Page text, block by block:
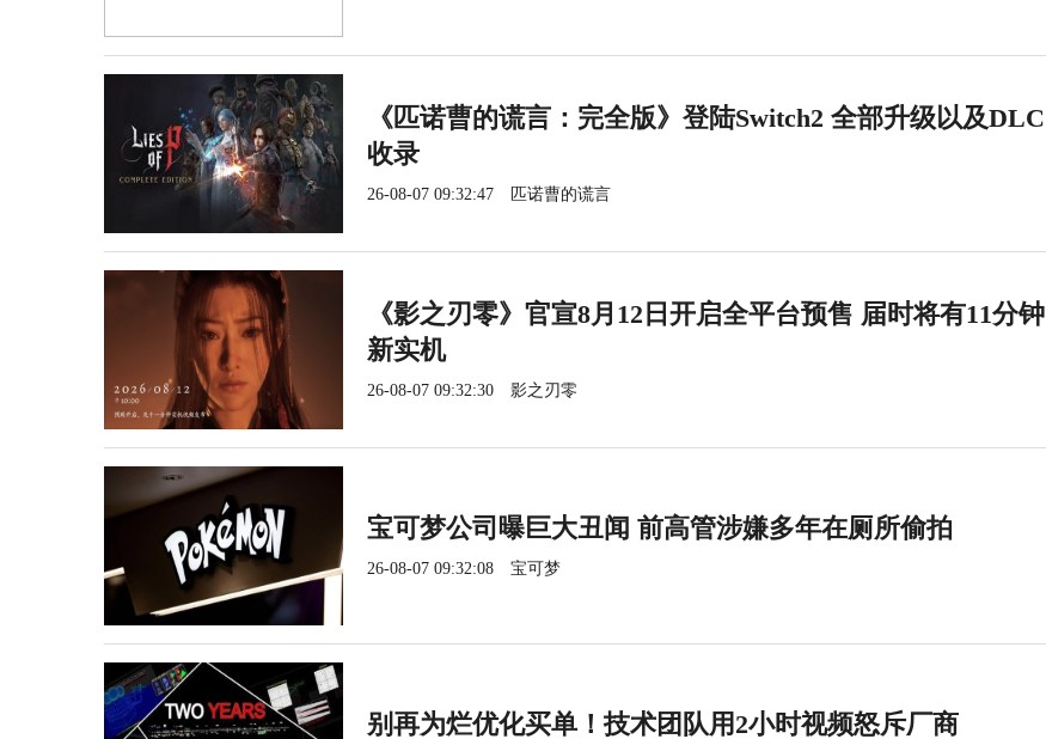
《匹诺曹的谎言：完全版》登陆Switch2 全部升级以及DLC
收录
26-08-07 09:32:47 匹诺曹的谎言
《影之刃零》官宣8月12日开启全平台预售 届时将有11分钟
新实机
26-08-07 09:32:30 影之刃零
宝可梦公司曝巨大丑闻 前高管涉嫌多年在厕所偷拍
26-08-07 09:32:08 宝可梦
别再为烂优化买单！技术团队用2小时视频怒斥厂商